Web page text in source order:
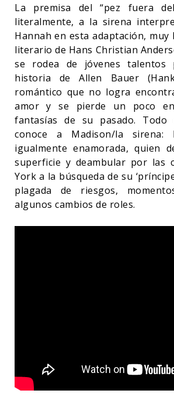
La premisa del “pez fuera
literalmente, a la sirena
Hannah en esta adaptación, muy
literario de Hans Christian
se rodea de jóvenes talentos
historia de Allen Bauer
romántico que no logra
amor y se pierde un poco
fantasías de su pasado. Todo
conoce a Madison/la sirena:
igualmente enamorada, quien
superficie y deambular por las
York a la búsqueda de su
plagada de riesgos,
algunos cambios de roles.